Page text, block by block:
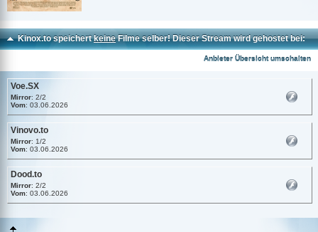
Kinox.to speichertkeineFilme selber! Dieser Stream wird gehostet bei:
Anbieter Übersicht umschalten
Voe.SX
Mirror: 2/2
Vom: 03.06.2026
Vinovo.to
Mirror: 1/2
Vom: 03.06.2026
Dood.to
Mirror: 2/2
Vom: 03.06.2026